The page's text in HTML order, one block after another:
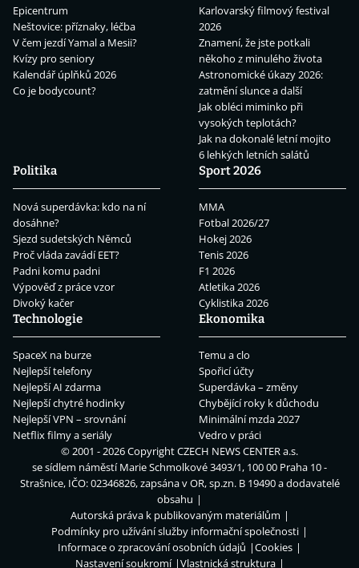
Epicentrum
Neštovice: příznaky, léčba
V čem jezdí Yamal a Mesii?
Kvízy pro seniory
Kalendář úplňků 2026
Co je bodycount?
Karlovarský filmový festival
2026
Znamení, že jste potkali
někoho z minulého života
Astronomické úkazy 2026:
zatmění slunce a další
Jak obléci miminko při
vysokých teplotách?
Jak na dokonalé letní mojito
6 lehkých letních salátů
Politika
Nová superdávka: kdo na ní
dosáhne?
Sjezd sudetských Němců
Proč vláda zavádí EET?
Padni komu padni
Výpověď z práce vzor
Divoký kačer
Sport 2026
MMA
Fotbal 2026/27
Hokej 2026
Tenis 2026
F1 2026
Atletika 2026
Cyklistika 2026
Technologie
SpaceX na burze
Nejlepší telefony
Nejlepší AI zdarma
Nejlepší chytré hodinky
Nejlepší VPN – srovnání
Netflix filmy a seriály
Ekonomika
Temu a clo
Spořicí účty
Superdávka – změny
Chybějící roky k důchodu
Minimální mzda 2027
Vedro v práci
© 2001 - 2026 CopyrightCZECH NEWS CENTER a.s.
se sídlem náměstí Marie Schmolkové 3493/1, 100 00 Praha 10 -
Strašnice, IČO: 02346826, zapsána v OR, sp.zn. B 19490 a dodavatelé
obsahu
Autorská práva k publikovaným materiálům
Podmínky pro užívání služby informační společnosti
Informace o zpracování osobních údajů
Cookies
Nastavení soukromí
Vlastnická struktura